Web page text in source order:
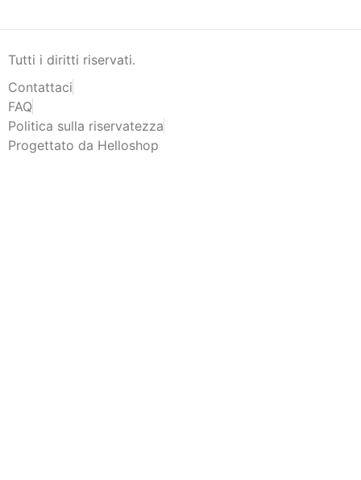
Tutti i diritti riservati.
Contattaci
FAQ
Politica sulla riservatezza
Progettato da Helloshop